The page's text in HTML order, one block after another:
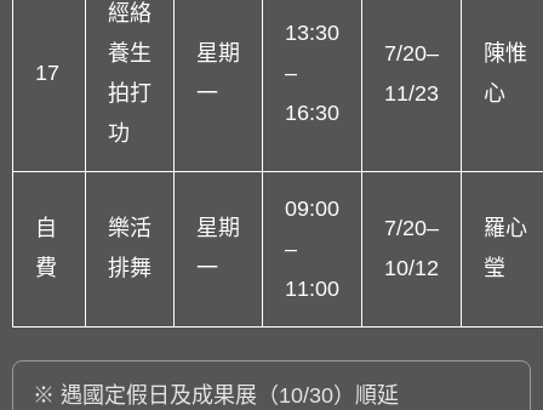
17
經絡
養生
拍打
功
星期
一
13:30
–
16:30
7/20–
11/23
陳惟
心
自
費
樂活
排舞
星期
一
09:00
–
11:00
7/20–
10/12
羅心
瑩
※ 遇國定假日及成果展（10/30）順延